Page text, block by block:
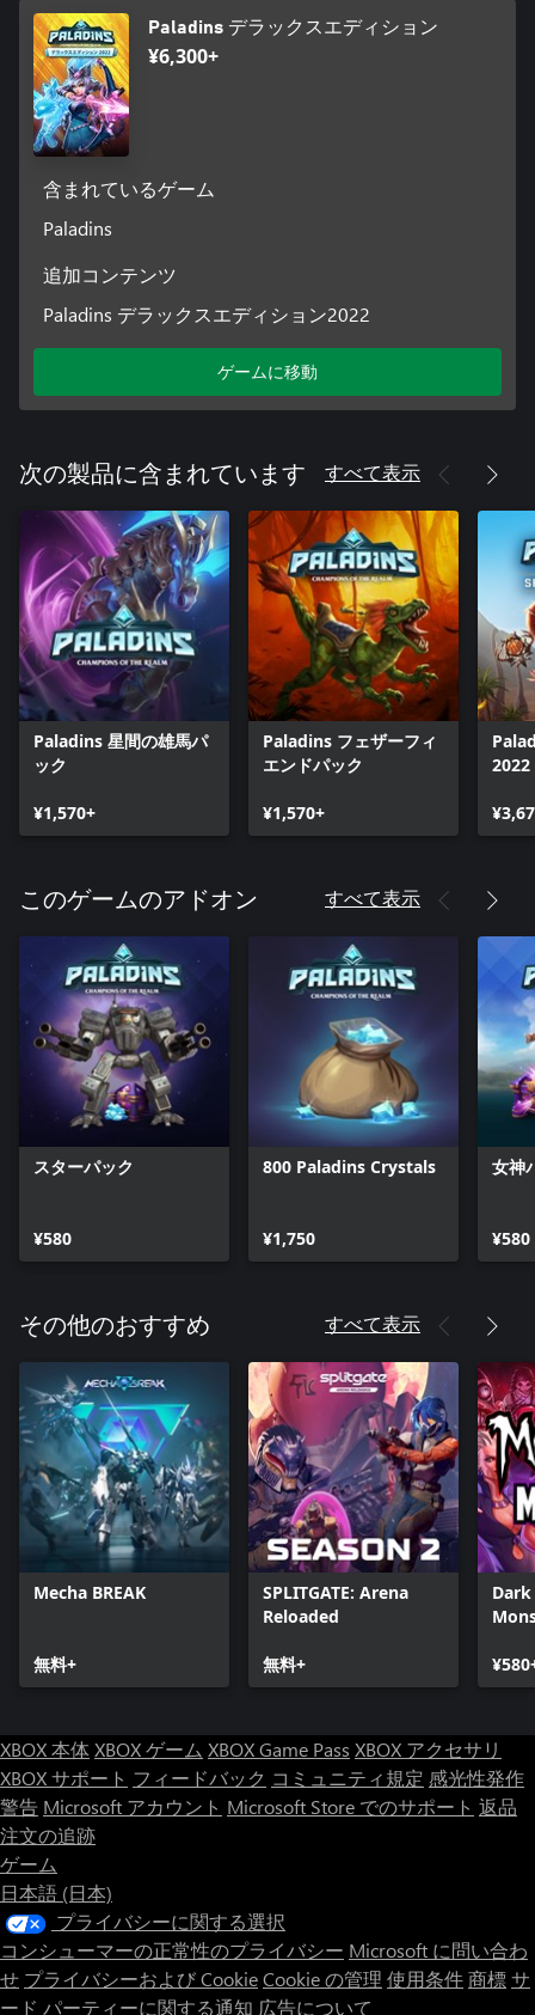
Paladins デラックスエディション
¥6,300+
含まれているゲーム
Paladins
追加コンテンツ
Paladins デラックスエディション2022
ゲームに移動
次の製品に含まれています すべて表示
Paladins 星間の雄馬パ
ック
¥1,570+
Paladins フェザーフィ
エンドパック
¥1,570+
2022
このゲームのアドオン すべて表示
スターパック
¥580
800 Paladins Crystals
¥1,750
女神
¥580
その他のおすすめ すべて表示
Mecha BREAK
無料+
SPLITGATE: Arena
Reloaded
無料+
XBOX 本体XBOX ゲーム XBOX Game Pass XBOX アクセサリ
XBOX サポート フィードバック コミュニティ規定 感光性発作
警告 Microsoft アカウント Microsoft Store でのサポート 返品
注文の追跡
ゲーム
日本語 (日本)
プライバシーに関する選択
コンシューマーの正常性のプライバシー Microsoft に問い合わ
せ プライバシーおよび CookieCookie の管理 使用条件商標サ
ード パーティーに関する通知 広告について